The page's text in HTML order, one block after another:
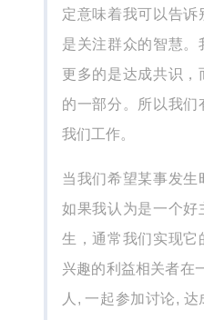
定意味着我可以告诉
是关注群众的智慧。
更多的是达成共识，
的一部分。所以我们
我们工作。
当我们希望某事发生
如果我认为是一个好
生，通常我们实现它
兴趣的利益相关者在
人, 一起参加讨论,